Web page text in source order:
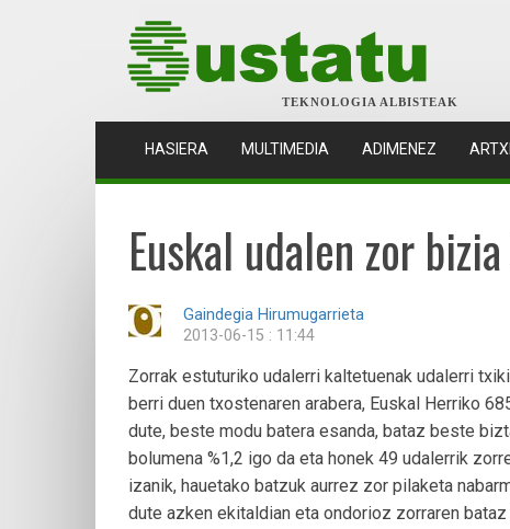
TEKNOLOGIA ALBISTEAK
HASIERA (CURRENT)
MULTIMEDIA ADIMENEZ
Euskal udalen zor
Gaindegia Hirumugarrieta
2013-06-15 : 11:44
Zorrak estuturiko udalerri kaltetuenak udalerri
berri duen txostenaren arabera, Euskal Herriko
dute, beste modu batera esanda, bataz beste
bolumena %1,2 igo da eta honek 49 udalerrik
izanik, hauetako batzuk aurrez zor pilaketa
dute azken ekitaldian eta ondorioz zorraren